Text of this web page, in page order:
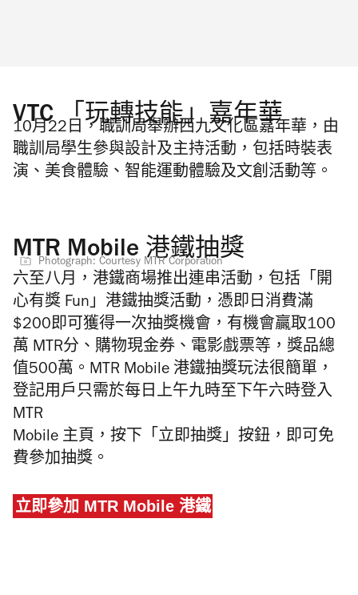
VTC 「玩轉技能」嘉年華
10月22日，職訓局舉辦西九文化區嘉年華，由
職訓局學生參與設計及主持活動，包括時裝表
演、美食體驗、智能運動體驗及文創活動等。
MTR Mobile 港鐵抽獎
Photograph: Courtesy MTR Corporation
六至八月，港鐵商場推出連串活動，包括「開
心有獎 Fun」港鐵抽獎活動，憑即日消費滿
$200即可獲得一次抽獎機會，有機會贏取100
萬 MTR分、購物現金券、電影戲票等，獎品總
值500萬。MTR Mobile 港鐵抽獎玩法很簡單，
登記用戶只需於每日上午九時至下午六時登入
MTR
Mobile 主頁，按下「立即抽獎」按鈕，即可免
費參加抽獎。
立即參加 MTR Mobile 港鐵